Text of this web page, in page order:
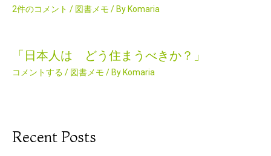
2件のコメント / 図書メモ / By Komaria
「日本人は どう住まうべきか？」
コメントする / 図書メモ / By Komaria
Recent Posts